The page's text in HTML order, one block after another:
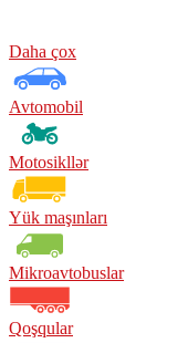
Daha çox
Avtomobil
Motosikllər
Yük maşınları
Mikroavtobuslar
Qoşqular